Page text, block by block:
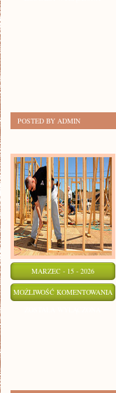
POSTED BY ADMIN
MARZEC - 15 - 2026
MOŻLIWOŚĆ KOMENTOWANIA